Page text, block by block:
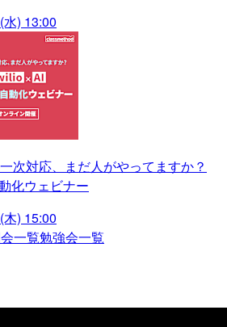
) 13:00
次対応、まだ人がやってますか？
化ウェビナー
) 15:00
一覧勉強会一覧